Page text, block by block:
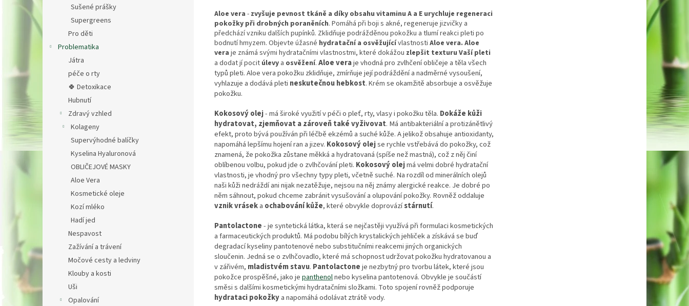
Sušené prášky
Supergreens
Pro děti
Problematika
Játra
péče o rty
🍀 Detoxikace
Hubnutí
Zdravý vzhled
Kolageny
Supervýhodné balíčky
Kyselina Hyaluronová
OBLIČEJOVÉ MASKY
Aloe Vera
Kosmetické oleje
Kozí mléko
Hadí jed
Nespavost
Zažívání a trávení
Močové cesty a ledviny
Klouby a kosti
Uši
Opalování
Aloe vera - zvyšuje pevnost tkáně a díky obsahu vitaminu A a E urychluje regeneraci
pokožky při drobných poraněních. Pomáhá při boji s akné, regeneruje jizvičky a
předchází vzniku dalších pupínků. Zklidňuje podrážděnou pokožku a tlumí reakci pleti po
bodnutí hmyzem. Objevte úžasné hydratační a osvěžujícívlastnosti Aloe vera. Aloe
vera je známá svými hydratačními vlastnostmi, které dokážou zlepšit texturu Vaší pleti
a dodat jí pocit úlevy a osvěžení. Aloe veraje vhodná pro zvlhčení obličeje a těla všech
typů pleti. Aloe vera pokožku zklidňuje, zmírňuje její podráždění a nadměrné vysoušení,
vyhlazuje a dodává pleti neskutečnou hebkost. Krém se okamžitě absorbuje a osvěžuje
pokožku.
Kokosový olej- má široké využití v péči o pleť, rty, vlasy i pokožku těla. Dokáže kůži
hydratovat, zjemňovat a zároveň také vyživovat. Má antibakteriální a protizánětlivý
efekt, proto bývá používán při léčbě ekzémů a suché kůže. A jelikož obsahuje antioxidanty,
napomáhá lepšímu hojení ran a jizev. Kokosový olejse rychle vstřebává do pokožky, což
znamená, že pokožka zůstane měkká a hydratovaná (spíše než mastná), což z něj činí
oblíbenou volbu, pokud jde o zvlhčování pleti. Kokosový olejmá velmi dobré hydratační
vlastnosti, je vhodný pro všechny typy pleti, včetně suché. Na rozdíl od minerálních olejů
naši kůži nedráždí ani nijak nezatěžuje, nejsou na něj známy alergické reakce. Je dobré po
něm sáhnout, pokud chceme zabránit vysušování a olupování pokožky. Rovněž oddaluje
vznik vráseka ochabování kůže, které obvykle doprovázístárnutí.
Pantolactone- je syntetická látka, která se nejčastěji využívá při formulaci kosmetických
a farmaceutických produktů. Má podobu bílých krystalických jehliček a získává se buď
degradací kyseliny pantotenové nebo substitučními reakcemi jiných organických
sloučenin. Jedná se o zvlhčovadlo, které má schopnost udržovat pokožku hydratovanou a
v zářivém, mladistvém stavu. Pantolactoneje nezbytný pro tvorbu látek, které jsou
pokožce prospěšné, jako jepanthenolnebo kyselina pantotenová. Obvykle je součástí
směsi s dalšími kosmetickými hydratačními složkami. Toto spojení rovněž podporuje
hydrataci pokožkya napomáhá odolávat ztrátě vody.